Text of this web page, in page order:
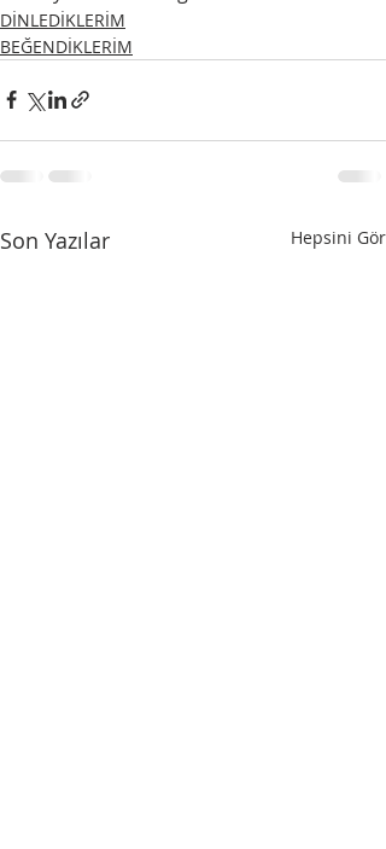
DİNLEDİKLERİM
BEĞENDİKLERİM
Son Yazılar Hepsini Gör